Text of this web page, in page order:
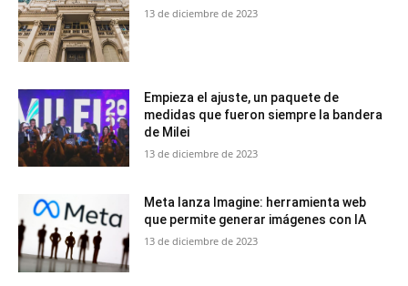
13 de diciembre de 2023
Empieza el ajuste, un paquete de
medidas que fueron siempre la bandera
de Milei
13 de diciembre de 2023
Meta lanza Imagine: herramienta web
que permite generar imágenes con IA
13 de diciembre de 2023